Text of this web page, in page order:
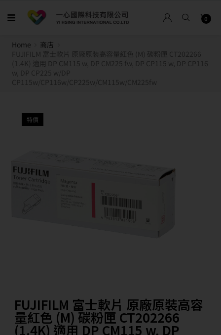
0
Home
商店
FUJIFILM 富士軟片 原廠原裝高容量紅色 (M) 碳粉匣 CT202266
(1.4K) 適用 DP CM115 w, DP CM225 fw, DP CP115 w, DP CP116
w, DP CP225 w/DP
CP115w/CP116w/CP225w/CM115w/CM225fw
特價
FUJIFILM 富士軟片 原廠原裝高容
量紅色 (M) 碳粉匣 CT202266
(1.4K) 適用 DP CM115 w, DP